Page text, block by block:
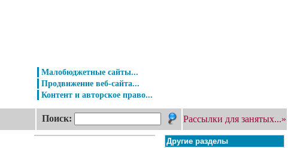
Малобюджетные сайты...
Продвижение веб-сайта...
Контент и авторское право...
Поиск: Рассылки для занятых...»
Другие разделы